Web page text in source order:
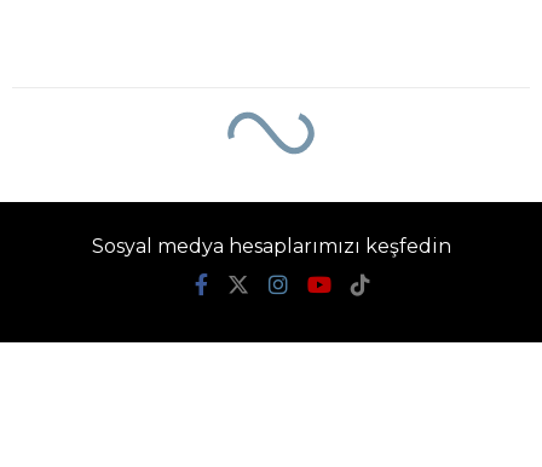
Sosyal medya hesaplarımızı keşfedin